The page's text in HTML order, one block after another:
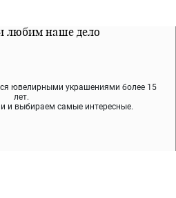
любим наше дело
ювелирными украшениями более 15
лет.
и выбираем самые интересные.
гипоалергенны
ювелирный сплав), которое не
— это исключает аллергию.
перед покупкой
примеряйте украшения, выбирайте те,
остальные заберёт курьер.